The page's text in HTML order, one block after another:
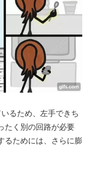
るため、左手できち
たく別の回路が必要
るためには、さらに膨